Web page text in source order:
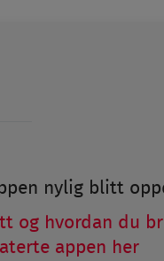
nylig blitt
og hvordan du
appen her